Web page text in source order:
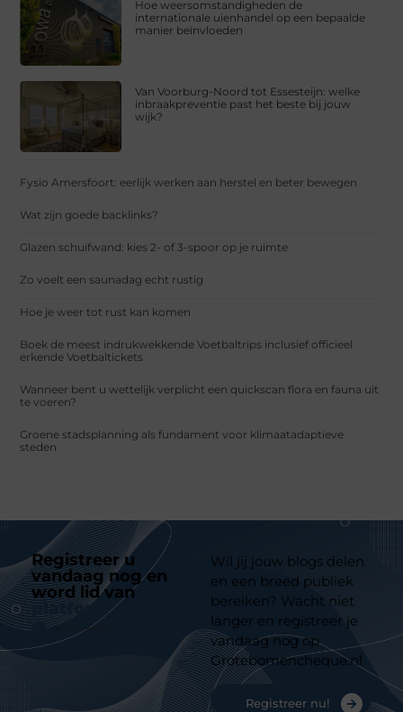
Hoe weersomstandigheden de
internationale uienhandel op een bepaalde
manier beïnvloeden
Van Voorburg-Noord tot Essesteijn: welke
inbraakpreventie past het beste bij jouw
wijk?
Fysio Amersfoort: eerlijk werken aan herstel en beter bewegen
Wat zijn goede backlinks?
Glazen schuifwand: kies 2- of 3-spoor op je ruimte
Zo voelt een saunadag echt rustig
Hoe je weer tot rust kan komen
Boek de meest indrukwekkende Voetbaltrips inclusief officieel
erkende Voetbaltickets
Wanneer bent u wettelijk verplicht een quickscan flora en fauna uit
te voeren?
Groene stadsplanning als fundament voor klimaatadaptieve
steden
Registreer u
vandaag nog en
word lid van
platform
Wil jij jouw blogs delen
en een breed publiek
bereiken? Wacht niet
langer en registreer je
vandaag nog op
Grotebomencheque.nl
Registreer nu!